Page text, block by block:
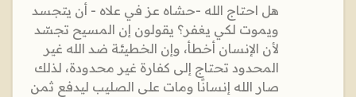
هل احتاج الله -حشاه عز في علاه - أن يتجسد
ويموت لكي يغفر؟ يقولون إن المسيح تجسّد
لأن الإنسان أخطأ، وإن الخطيئة ضد الله غير
المحدود تحتاج إلى كفارة غير محدودة، لذلك
صار الله إنسانًا ومات على الصليب ليدفع ثمن